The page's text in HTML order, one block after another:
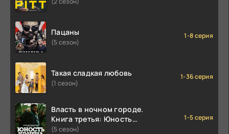
Пацаны
(5 сезон)
1-8 серия
Такая сладкая любовь
(1 сезон)
1-36 серия
Власть в ночном городе.
Книга третья: Юность
Кэнена
(5 сезон)
1-5 серия